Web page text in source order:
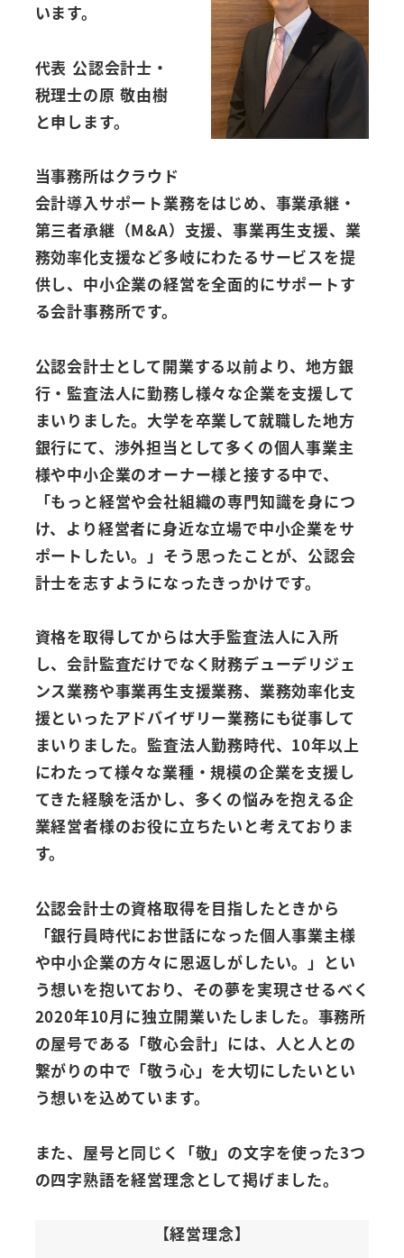
います。
代表 公認会計士・
税理士の原 敬由樹
と申します。
当事務所はクラウド
会計導入サポート業務をはじめ、事業承継・
第三者承継（M&A）支援、事業再生支援、業
務効率化支援など多岐にわたるサービスを提
供し、中小企業の経営を全面的にサポートす
る会計事務所です。
公認会計士として開業する以前より、地方銀
行・監査法人に勤務し様々な企業を支援して
まいりました。大学を卒業して就職した地方
銀行にて、渉外担当として多くの個人事業主
様や中小企業のオーナー様と接する中で、
「もっと経営や会社組織の専門知識を身につ
け、より経営者に身近な立場で中小企業をサ
ポートしたい。」そう思ったことが、公認会
計士を志すようになったきっかけです。
資格を取得してからは大手監査法人に入所
し、会計監査だけでなく財務デューデリジェ
ンス業務や事業再生支援業務、業務効率化支
援といったアドバイザリー業務にも従事して
まいりました。監査法人勤務時代、10年以上
にわたって様々な業種・規模の企業を支援し
てきた経験を活かし、多くの悩みを抱える企
業経営者様のお役に立ちたいと考えておりま
す。
公認会計士の資格取得を目指したときから
「銀行員時代にお世話になった個人事業主様
や中小企業の方々に恩返しがしたい。」とい
う想いを抱いており、その夢を実現させるべく
2020年10月に独立開業いたしました。事務所
の屋号である「敬心会計」には、人と人との
繋がりの中で「敬う心」を大切にしたいとい
う想いを込めています。
また、屋号と同じく「敬」の文字を使った3つ
の四字熟語を経営理念として掲げました。
【経営理念】